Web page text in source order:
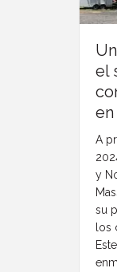
el
A
y
su
los